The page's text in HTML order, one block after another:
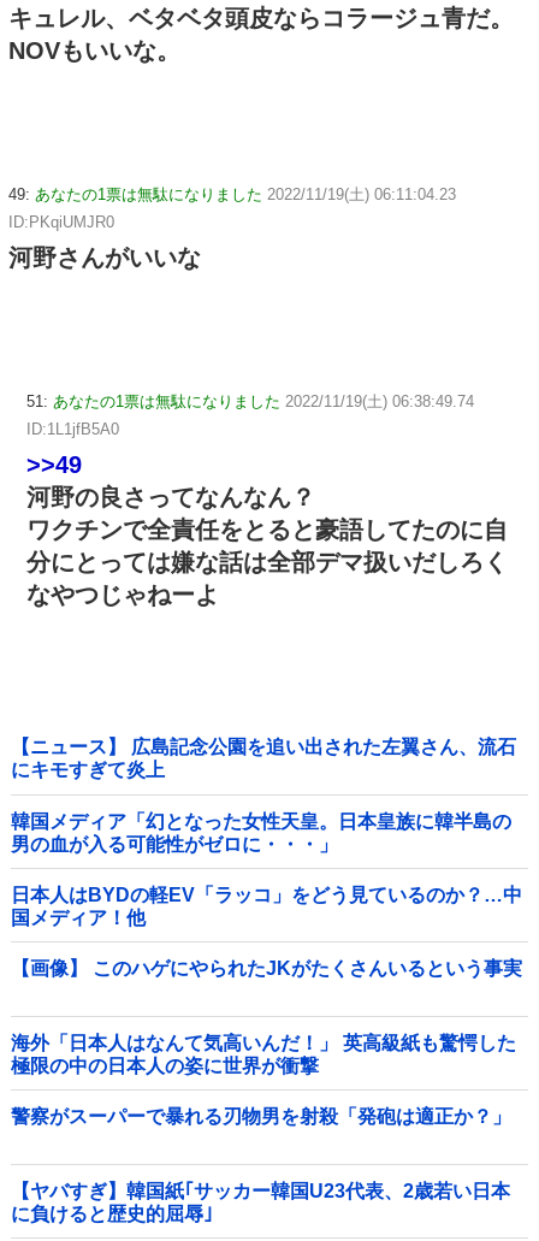
キュレル、ベタベタ頭皮ならコラージュ青だ。
NOVもいいな。
49: あなたの1票は無駄になりました 2022/11/19(土) 06:11:04.23
ID:PKqiUMJR0
河野さんがいいな
51: あなたの1票は無駄になりました 2022/11/19(土) 06:38:49.74
ID:1L1jfB5A0
>>49
河野の良さってなんなん？
ワクチンで全責任をとると豪語してたのに自
分にとっては嫌な話は全部デマ扱いだしろく
なやつじゃねーよ
【ニュース】 広島記念公園を追い出された左翼さん、流石
にキモすぎて炎上
韓国メディア「幻となった女性天皇。日本皇族に韓半島の
男の血が入る可能性がゼロに・・・」
日本人はBYDの軽EV「ラッコ」をどう見ているのか？…中
国メディア！他
【画像】 このハゲにやられたJKがたくさんいるという事実
海外「日本人はなんて気高いんだ！」 英高級紙も驚愕した
極限の中の日本人の姿に世界が衝撃
警察がスーパーで暴れる刃物男を射殺「発砲は適正か？」
【ヤバすぎ】韓国紙｢サッカー韓国U23代表、2歳若い日本
に負けると歴史的屈辱｣